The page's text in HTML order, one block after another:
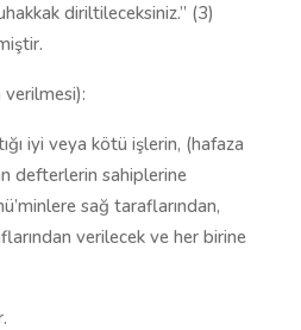
diriltileceksiniz.” (3)
iyi veya kötü işlerin, (hafaza
defterlerin sahiplerine
sağ taraflarından,
verilecek ve her birine